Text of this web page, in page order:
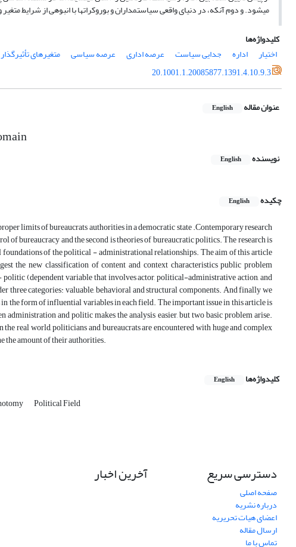
می‎شود. و دوم آنکه، در دنیای واقعی سیاستمداران و بوروکرات‎ها با انبوهی از شرایط متغیر و پیچیده مواجه‎اند که انتخاب نوع رفتار و تعیین میزان اختیارات آنان را به چالش می‎کشد.
کلیدواژه‌ها
اختیار
اداره جدایی سیاست عرصه اداری عرصه سیاسی
متغیرهای تأثیرگذار
20.1001.1.20085877.1391.4.10.9.3
عنوان مقاله English
نویسنده English
چکیده
English
limits of bureaucrats authorities in a democratic state .Contemporary research
bureaucracy and the second is theories of bureaucratic politics. The research is
foundations of the political - administrational relationships. The aim of this article
the new classification of content and context characteristics public problem
(dependent variable that involves actor, political-administrative action, and
categories: valuable, behavioral and structural components. And finally we
form of influential variables in each field. The important issue in this article is
administration and politic makes the analysis easier, but two basic problem arise.
real world, politicians and bureaucrats are encountered with huge and complex
the amount of their authorities.
کلیدواژه‌ها English
Political Field
دسترسی سریع
صفحه اصلی
درباره نشریه
اعضای هیات تحریریه
ارسال مقاله
تماس با ما
آخرین اخبار